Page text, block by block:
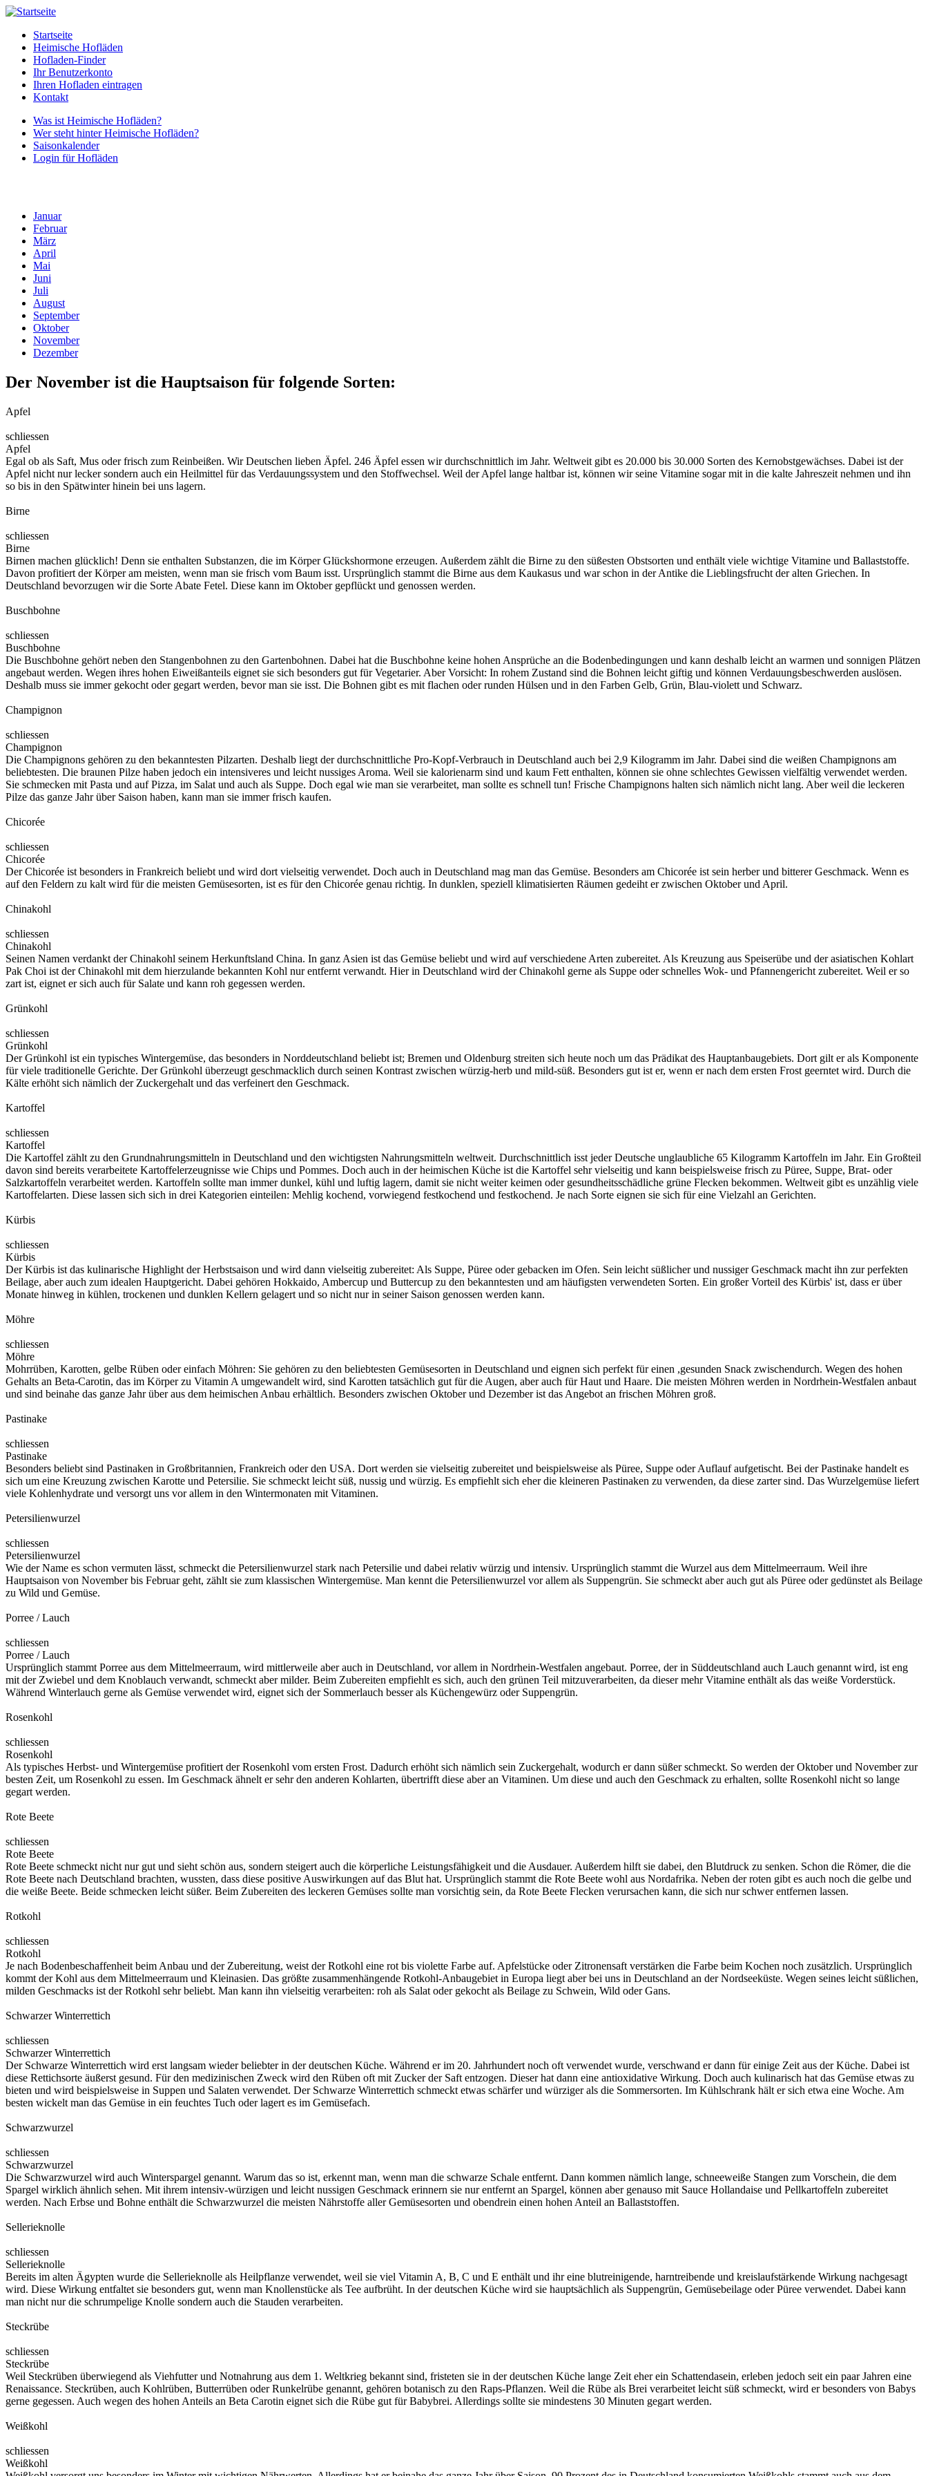
Startseite
Heimische Hofläden
Hofladen-Finder
Ihr Benutzerkonto
Ihren Hofladen eintragen
Kontakt
Was ist Heimische Hofläden?
Wer steht hinter Heimische Hofläden?
Saisonkalender
Login für Hofläden
Januar
Februar
März
April
Mai
Juni
Juli
August
September
Oktober
November
Dezember
Der November ist die Hauptsaison für folgende Sorten:
Apfel
schliessen
Apfel
Egal ob als Saft, Mus oder frisch zum Reinbeißen. Wir Deutschen lieben Äpfel. 246 Äpfel essen wir durchschnittlich im Jahr. Weltweit gibt es 20.000 bis 30.000 Sorten des Kernobstgewächses. Dabei ist der
Apfel nicht nur lecker sondern auch ein Heilmittel für das Verdauungssystem und den Stoffwechsel. Weil der Apfel lange haltbar ist, können wir seine Vitamine sogar mit in die kalte Jahreszeit nehmen und ihn
so bis in den Spätwinter hinein bei uns lagern.
Birne
schliessen
Birne
Birnen machen glücklich! Denn sie enthalten Substanzen, die im Körper Glückshormone erzeugen. Außerdem zählt die Birne zu den süßesten Obstsorten und enthält viele wichtige Vitamine und Ballaststoffe.
Davon profitiert der Körper am meisten, wenn man sie frisch vom Baum isst. Ursprünglich stammt die Birne aus dem Kaukasus und war schon in der Antike die Lieblingsfrucht der alten Griechen. In
Deutschland bevorzugen wir die Sorte Abate Fetel. Diese kann im Oktober gepflückt und genossen werden.
Buschbohne
schliessen
Buschbohne
Die Buschbohne gehört neben den Stangenbohnen zu den Gartenbohnen. Dabei hat die Buschbohne keine hohen Ansprüche an die Bodenbedingungen und kann deshalb leicht an warmen und sonnigen Plätzen
angebaut werden. Wegen ihres hohen Eiweißanteils eignet sie sich besonders gut für Vegetarier. Aber Vorsicht: In rohem Zustand sind die Bohnen leicht giftig und können Verdauungsbeschwerden auslösen.
Deshalb muss sie immer gekocht oder gegart werden, bevor man sie isst. Die Bohnen gibt es mit flachen oder runden Hülsen und in den Farben Gelb, Grün, Blau-violett und Schwarz.
Champignon
schliessen
Champignon
Die Champignons gehören zu den bekanntesten Pilzarten. Deshalb liegt der durchschnittliche Pro-Kopf-Verbrauch in Deutschland auch bei 2,9 Kilogramm im Jahr. Dabei sind die weißen Champignons am
beliebtesten. Die braunen Pilze haben jedoch ein intensiveres und leicht nussiges Aroma. Weil sie kalorienarm sind und kaum Fett enthalten, können sie ohne schlechtes Gewissen vielfältig verwendet werden.
Sie schmecken mit Pasta und auf Pizza, im Salat und auch als Suppe. Doch egal wie man sie verarbeitet, man sollte es schnell tun! Frische Champignons halten sich nämlich nicht lang. Aber weil die leckeren
Pilze das ganze Jahr über Saison haben, kann man sie immer frisch kaufen.
Chicorée
schliessen
Chicorée
Der Chicorée ist besonders in Frankreich beliebt und wird dort vielseitig verwendet. Doch auch in Deutschland mag man das Gemüse. Besonders am Chicorée ist sein herber und bitterer Geschmack. Wenn es
auf den Feldern zu kalt wird für die meisten Gemüsesorten, ist es für den Chicorée genau richtig. In dunklen, speziell klimatisierten Räumen gedeiht er zwischen Oktober und April.
Chinakohl
schliessen
Chinakohl
Seinen Namen verdankt der Chinakohl seinem Herkunftsland China. In ganz Asien ist das Gemüse beliebt und wird auf verschiedene Arten zubereitet. Als Kreuzung aus Speiserübe und der asiatischen Kohlart
Pak Choi ist der Chinakohl mit dem hierzulande bekannten Kohl nur entfernt verwandt. Hier in Deutschland wird der Chinakohl gerne als Suppe oder schnelles Wok- und Pfannengericht zubereitet. Weil er so
zart ist, eignet er sich auch für Salate und kann roh gegessen werden.
Grünkohl
schliessen
Grünkohl
Der Grünkohl ist ein typisches Wintergemüse, das besonders in Norddeutschland beliebt ist; Bremen und Oldenburg streiten sich heute noch um das Prädikat des Hauptanbaugebiets. Dort gilt er als Komponente
für viele traditionelle Gerichte. Der Grünkohl überzeugt geschmacklich durch seinen Kontrast zwischen würzig-herb und mild-süß. Besonders gut ist er, wenn er nach dem ersten Frost geerntet wird. Durch die
Kälte erhöht sich nämlich der Zuckergehalt und das verfeinert den Geschmack.
Kartoffel
schliessen
Kartoffel
Die Kartoffel zählt zu den Grundnahrungsmitteln in Deutschland und den wichtigsten Nahrungsmitteln weltweit. Durchschnittlich isst jeder Deutsche unglaubliche 65 Kilogramm Kartoffeln im Jahr. Ein Großteil
davon sind bereits verarbeitete Kartoffelerzeugnisse wie Chips und Pommes. Doch auch in der heimischen Küche ist die Kartoffel sehr vielseitig und kann beispielsweise frisch zu Püree, Suppe, Brat- oder
Salzkartoffeln verarbeitet werden. Kartoffeln sollte man immer dunkel, kühl und luftig lagern, damit sie nicht weiter keimen oder gesundheitsschädliche grüne Flecken bekommen. Weltweit gibt es unzählig viele
Kartoffelarten. Diese lassen sich sich in drei Kategorien einteilen: Mehlig kochend, vorwiegend festkochend und festkochend. Je nach Sorte eignen sie sich für eine Vielzahl an Gerichten.
Kürbis
schliessen
Kürbis
Der Kürbis ist das kulinarische Highlight der Herbstsaison und wird dann vielseitig zubereitet: Als Suppe, Püree oder gebacken im Ofen. Sein leicht süßlicher und nussiger Geschmack macht ihn zur perfekten
Beilage, aber auch zum idealen Hauptgericht. Dabei gehören Hokkaido, Ambercup und Buttercup zu den bekanntesten und am häufigsten verwendeten Sorten. Ein großer Vorteil des Kürbis' ist, dass er über
Monate hinweg in kühlen, trockenen und dunklen Kellern gelagert und so nicht nur in seiner Saison genossen werden kann.
Möhre
schliessen
Möhre
Mohrrüben, Karotten, gelbe Rüben oder einfach Möhren: Sie gehören zu den beliebtesten Gemüsesorten in Deutschland und eignen sich perfekt für einen ,gesunden Snack zwischendurch. Wegen des hohen
Gehalts an Beta-Carotin, das im Körper zu Vitamin A umgewandelt wird, sind Karotten tatsächlich gut für die Augen, aber auch für Haut und Haare. Die meisten Möhren werden in Nordrhein-Westfalen anbaut
und sind beinahe das ganze Jahr über aus dem heimischen Anbau erhältlich. Besonders zwischen Oktober und Dezember ist das Angebot an frischen Möhren groß.
Pastinake
schliessen
Pastinake
Besonders beliebt sind Pastinaken in Großbritannien, Frankreich oder den USA. Dort werden sie vielseitig zubereitet und beispielsweise als Püree, Suppe oder Auflauf aufgetischt. Bei der Pastinake handelt es
sich um eine Kreuzung zwischen Karotte und Petersilie. Sie schmeckt leicht süß, nussig und würzig. Es empfiehlt sich eher die kleineren Pastinaken zu verwenden, da diese zarter sind. Das Wurzelgemüse liefert
viele Kohlenhydrate und versorgt uns vor allem in den Wintermonaten mit Vitaminen.
Petersilienwurzel
schliessen
Petersilienwurzel
Wie der Name es schon vermuten lässt, schmeckt die Petersilienwurzel stark nach Petersilie und dabei relativ würzig und intensiv. Ursprünglich stammt die Wurzel aus dem Mittelmeerraum. Weil ihre
Hauptsaison von November bis Februar geht, zählt sie zum klassischen Wintergemüse. Man kennt die Petersilienwurzel vor allem als Suppengrün. Sie schmeckt aber auch gut als Püree oder gedünstet als Beilage
zu Wild und Gemüse.
Porree / Lauch
schliessen
Porree / Lauch
Ursprünglich stammt Porree aus dem Mittelmeerraum, wird mittlerweile aber auch in Deutschland, vor allem in Nordrhein-Westfalen angebaut. Porree, der in Süddeutschland auch Lauch genannt wird, ist eng
mit der Zwiebel und dem Knoblauch verwandt, schmeckt aber milder. Beim Zubereiten empfiehlt es sich, auch den grünen Teil mitzuverarbeiten, da dieser mehr Vitamine enthält als das weiße Vorderstück.
Während Winterlauch gerne als Gemüse verwendet wird, eignet sich der Sommerlauch besser als Küchengewürz oder Suppengrün.
Rosenkohl
schliessen
Rosenkohl
Als typisches Herbst- und Wintergemüse profitiert der Rosenkohl vom ersten Frost. Dadurch erhöht sich nämlich sein Zuckergehalt, wodurch er dann süßer schmeckt. So werden der Oktober und November zur
besten Zeit, um Rosenkohl zu essen. Im Geschmack ähnelt er sehr den anderen Kohlarten, übertrifft diese aber an Vitaminen. Um diese und auch den Geschmack zu erhalten, sollte Rosenkohl nicht so lange
gegart werden.
Rote Beete
schliessen
Rote Beete
Rote Beete schmeckt nicht nur gut und sieht schön aus, sondern steigert auch die körperliche Leistungsfähigkeit und die Ausdauer. Außerdem hilft sie dabei, den Blutdruck zu senken. Schon die Römer, die die
Rote Beete nach Deutschland brachten, wussten, dass diese positive Auswirkungen auf das Blut hat. Ursprünglich stammt die Rote Beete wohl aus Nordafrika. Neben der roten gibt es auch noch die gelbe und
die weiße Beete. Beide schmecken leicht süßer. Beim Zubereiten des leckeren Gemüses sollte man vorsichtig sein, da Rote Beete Flecken verursachen kann, die sich nur schwer entfernen lassen.
Rotkohl
schliessen
Rotkohl
Je nach Bodenbeschaffenheit beim Anbau und der Zubereitung, weist der Rotkohl eine rot bis violette Farbe auf. Apfelstücke oder Zitronensaft verstärken die Farbe beim Kochen noch zusätzlich. Ursprünglich
kommt der Kohl aus dem Mittelmeerraum und Kleinasien. Das größte zusammenhängende Rotkohl-Anbaugebiet in Europa liegt aber bei uns in Deutschland an der Nordseeküste. Wegen seines leicht süßlichen,
milden Geschmacks ist der Rotkohl sehr beliebt. Man kann ihn vielseitig verarbeiten: roh als Salat oder gekocht als Beilage zu Schwein, Wild oder Gans.
Schwarzer Winterrettich
schliessen
Schwarzer Winterrettich
Der Schwarze Winterrettich wird erst langsam wieder beliebter in der deutschen Küche. Während er im 20. Jahrhundert noch oft verwendet wurde, verschwand er dann für einige Zeit aus der Küche. Dabei ist
diese Rettichsorte äußerst gesund. Für den medizinischen Zweck wird den Rüben oft mit Zucker der Saft entzogen. Dieser hat dann eine antioxidative Wirkung. Doch auch kulinarisch hat das Gemüse etwas zu
bieten und wird beispielsweise in Suppen und Salaten verwendet. Der Schwarze Winterrettich schmeckt etwas schärfer und würziger als die Sommersorten. Im Kühlschrank hält er sich etwa eine Woche. Am
besten wickelt man das Gemüse in ein feuchtes Tuch oder lagert es im Gemüsefach.
Schwarzwurzel
schliessen
Schwarzwurzel
Die Schwarzwurzel wird auch Winterspargel genannt. Warum das so ist, erkennt man, wenn man die schwarze Schale entfernt. Dann kommen nämlich lange, schneeweiße Stangen zum Vorschein, die dem
Spargel wirklich ähnlich sehen. Mit ihrem intensiv-würzigen und leicht nussigen Geschmack erinnern sie nur entfernt an Spargel, können aber genauso mit Sauce Hollandaise und Pellkartoffeln zubereitet
werden. Nach Erbse und Bohne enthält die Schwarzwurzel die meisten Nährstoffe aller Gemüsesorten und obendrein einen hohen Anteil an Ballaststoffen.
Sellerieknolle
schliessen
Sellerieknolle
Bereits im alten Ägypten wurde die Sellerieknolle als Heilpflanze verwendet, weil sie viel Vitamin A, B, C und E enthält und ihr eine blutreinigende, harntreibende und kreislaufstärkende Wirkung nachgesagt
wird. Diese Wirkung entfaltet sie besonders gut, wenn man Knollenstücke als Tee aufbrüht. In der deutschen Küche wird sie hauptsächlich als Suppengrün, Gemüsebeilage oder Püree verwendet. Dabei kann
man nicht nur die schrumpelige Knolle sondern auch die Stauden verarbeiten.
Steckrübe
schliessen
Steckrübe
Weil Steckrüben überwiegend als Viehfutter und Notnahrung aus dem 1. Weltkrieg bekannt sind, fristeten sie in der deutschen Küche lange Zeit eher ein Schattendasein, erleben jedoch seit ein paar Jahren eine
Renaissance. Steckrüben, auch Kohlrüben, Butterrüben oder Runkelrübe genannt, gehören botanisch zu den Raps-Pflanzen. Weil die Rübe als Brei verarbeitet leicht süß schmeckt, wird er besonders von Babys
gerne gegessen. Auch wegen des hohen Anteils an Beta Carotin eignet sich die Rübe gut für Babybrei. Allerdings sollte sie mindestens 30 Minuten gegart werden.
Weißkohl
schliessen
Weißkohl